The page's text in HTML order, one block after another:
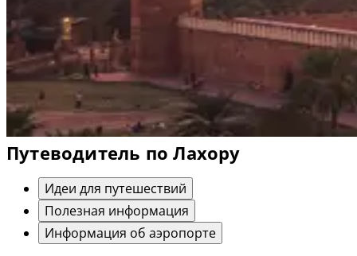
Путеводитель по Лахору
Идеи для путешествий
Полезная информация
Информация об аэропорте